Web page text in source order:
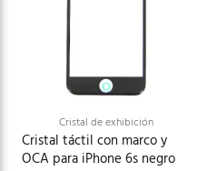
Cristal de exhibición
Cristal táctil con marco y
OCA para iPhone 6s negro